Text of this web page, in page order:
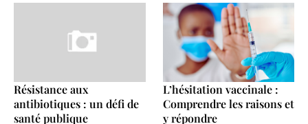
Résistance aux
antibiotiques : un défi de
santé publique
L’hésitation vaccinale :
Comprendre les raisons et
y répondre